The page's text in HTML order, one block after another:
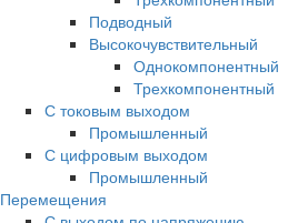
Подводный
Высокочувствительный
Однокомпонентный
Трехкомпонентный
С токовым выходом
Промышленный
С цифровым выходом
Промышленный
Перемещения